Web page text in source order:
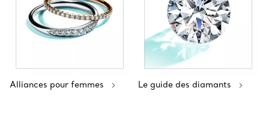
Alliances pour femmes Le guide des diamants